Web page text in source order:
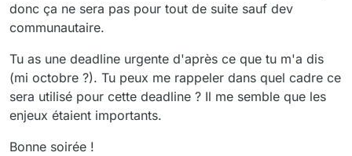
donc ça ne sera pas pour tout de suite sauf dev
communautaire.
Tu as une deadline urgente d'après ce que tu m'a dis
(mi octobre ?). Tu peux me rappeler dans quel cadre ce
sera utilisé pour cette deadline ? Il me semble que les
enjeux étaient importants.
Bonne soirée !